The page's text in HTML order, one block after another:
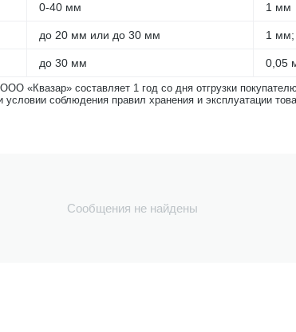
0-40 мм 1 мм
до 20 мм или до 30 мм 1
до 30 мм 0,05
«Квазар» составляет 1 год со дня отгрузки
соблюдения правил хранения и эксплуатации
Сообщения не найдены